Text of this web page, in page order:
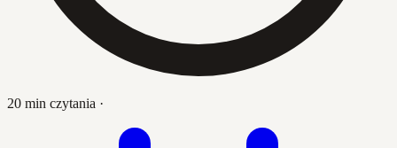
20 min czytania ·